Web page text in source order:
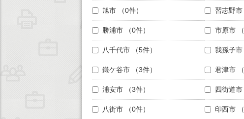
旭市 （0件） 習志野市
勝浦市 （0件） 市原市
八千代市 （5件） 我孫子市
鎌ケ谷市 （3件） 君津市
浦安市 （3件） 四街道市
八街市 （0件） 印西市